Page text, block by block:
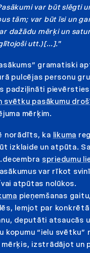
var būt slēgti
tām; var būt īsi un
dažādu mērķi un
utt.)[…].”
gramatiski
pulcējas personu
padziļināti
svētku pasākumu
mērķim.
norādīts, ka likuma
izklaide un atpūta.
spriedumu
var rīkot
atpūtas nolūkos.
pieņemšanas
lemjot par
deputāti atsaucās
kopumu “ielu svētku”
mērķis, izstrādājot un